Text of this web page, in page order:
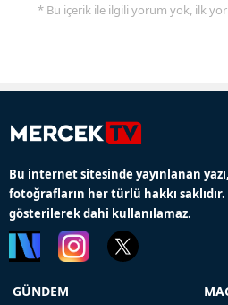
* Bu içerik ile ilgili yorum yok, ilk
Bu internet sitesinde yayınlanan
fotoğrafların her türlü hakkı
gösterilerek dahi kullanılamaz.
GÜNDEM